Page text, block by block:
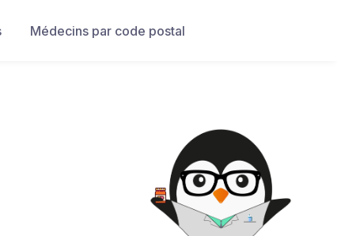
Médecins par code postal